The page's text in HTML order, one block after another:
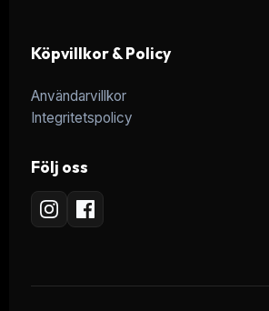
Köpvillkor & Policy
Användarvillkor
Integritetspolicy
Följ oss